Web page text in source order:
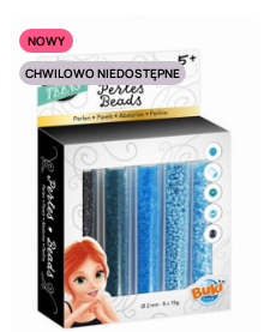
NOWY
CHWILOWO NIEDOSTĘPNE